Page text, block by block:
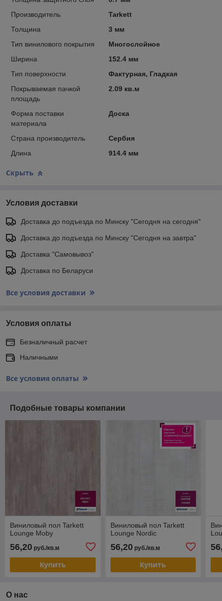
Производитель
Tarkett
Толщина
3 мм
Тип винилового покрытия
Многослойное
Ширина
152.4 мм
Тип поверхности
Фактурная, Гладкая
Покрываемая пачкой
площадь
2.09 кв.м
Форма поставки
материала
Доска
Страна производитель
Сербия
Длина
914.4 мм
Скрыть
Условия доставки
Доставка до подъезда по Минску "Сегодня на сегодня"
Доставка до подъезда по Минску "Сегодня на завтра"
Доставка "Самовывоз"
Доставка по Беларуси
Все условия доставки
Условия оплаты
Безналичный расчет
Наличными
Все условия оплаты
Подобные товары компании
Виниловый пол Tarkett
Lounge Moby
56,20 руб./кв.м
Купить
Виниловый пол Tarkett
Lounge Nordic
56,20руб./кв.м
Купить
О нас